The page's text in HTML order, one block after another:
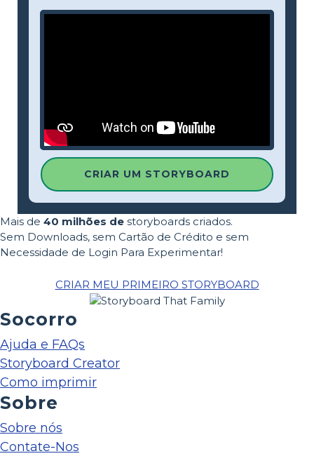
CRIAR UM STORYBOARD
Mais de 40 milhões de storyboards criados.
Sem Downloads, sem Cartão de Crédito e sem
Necessidade de Login Para Experimentar!
CRIAR MEU PRIMEIRO STORYBOARD
Socorro
Ajuda e FAQs
Storyboard Creator
Como imprimir
Sobre
Sobre nós
Contate-Nos